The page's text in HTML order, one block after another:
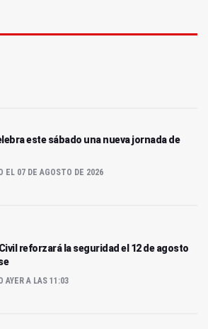
este sábado una nueva jornada de
EL 07 DE AGOSTO DE 2026
reforzará la seguridad el 12 de agosto
AYER A LAS 11:03